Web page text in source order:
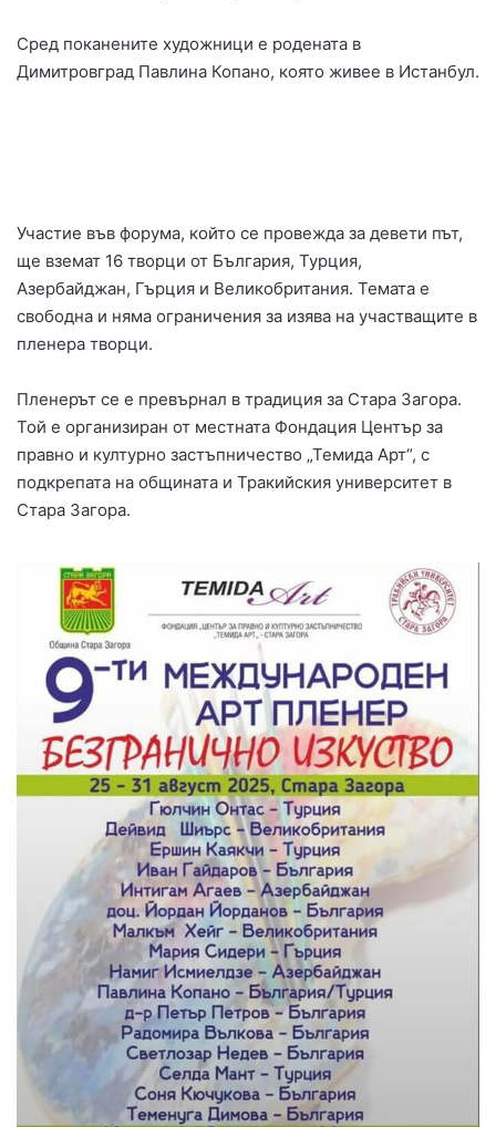
Сред поканените художници е родената в
Димитровград Павлина Копано, която живее в Истанбул.
Участие във форума, който се провежда за девети път,
ще вземат 16 творци от България, Турция,
Азербайджан, Гърция и Великобритания. Темата е
свободна и няма ограничения за изява на участващите в
пленера творци.
Пленерът се е превърнал в традиция за Стара Загора.
Той е организиран от местната Фондация Център за
правно и културно застъпничество „Темида Арт“, с
подкрепата на общината и Тракийския университет в
Стара Загора.